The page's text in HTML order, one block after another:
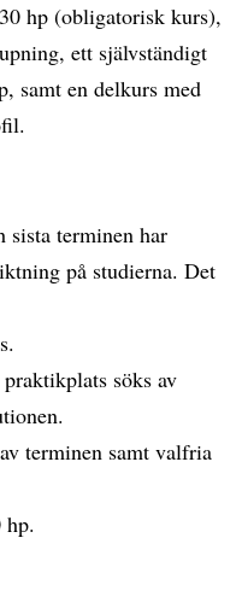
hp (obligatorisk kurs),
ett självständigt
samt en delkurs med
sista terminen har
på studierna. Det
söks av
terminen samt valfria